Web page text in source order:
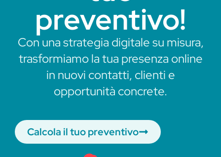
preventivo!
Con una strategia digitale su misura,
trasformiamo la tua presenza online
in nuovi contatti, clienti e
opportunità concrete.
Calcola il tuo preventivo